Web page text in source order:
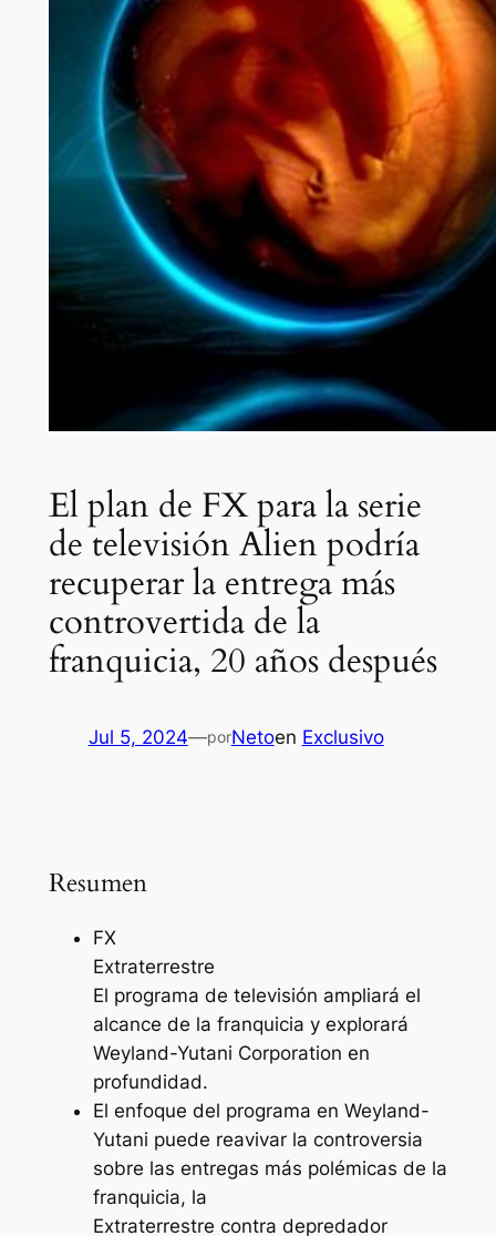
El plan de FX para la serie
de televisión Alien podría
recuperar la entrega más
controvertida de la
franquicia, 20 años después
Jul 5, 2024—porNetoen Exclusivo
Resumen
FX
Extraterrestre
El programa de televisión ampliará el
alcance de la franquicia y explorará
Weyland-Yutani Corporation en
profundidad.
El enfoque del programa en Weyland-
Yutani puede reavivar la controversia
sobre las entregas más polémicas de la
franquicia, la
Extraterrestre contra depredador